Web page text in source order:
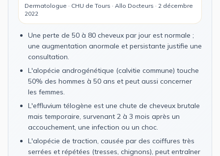
Dermatologue · CHU de Tours · Allo Docteurs · 2 décembre
2022
Une perte de 50 à 80 cheveux par jour est normale ;
une augmentation anormale et persistante justifie une
consultation.
L'alopécie androgénétique (calvitie commune) touche
50% des hommes à 50 ans et peut aussi concerner
les femmes.
L'effluvium télogène est une chute de cheveux brutale
mais temporaire, survenant 2 à 3 mois après un
accouchement, une infection ou un choc.
L'alopécie de traction, causée par des coiffures très
serrées et répétées (tresses, chignons), peut entraîner